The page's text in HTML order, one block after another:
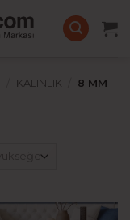
KALINLIK 8 MM